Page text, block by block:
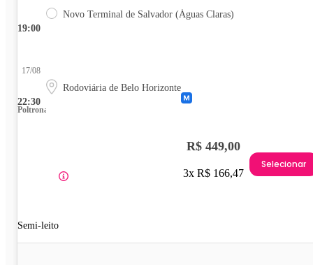
19:00
Novo Terminal de Salvador (Águas Claras)
22:30
17/08
Rodoviária de Belo Horizonte
Poltrona
Semi-leito
R$ 449,00
3x R$ 166,47
Selecionar